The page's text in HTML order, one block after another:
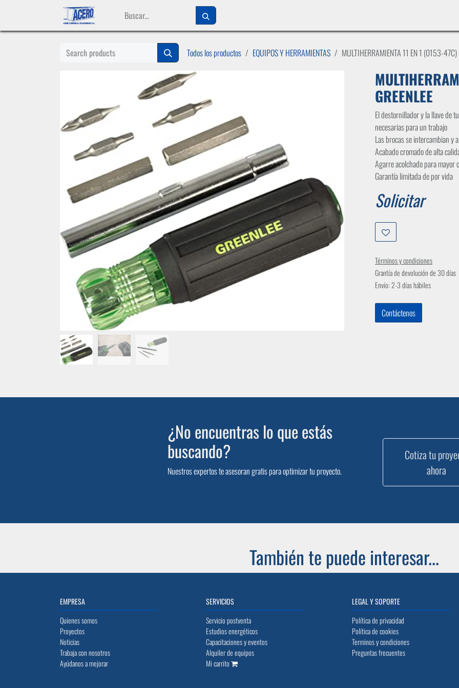
Todos los productos EQUIPOS Y HERRAMIENTAS MULTIHERRAMIENTA 11 EN 1 (0153-47C)
GREENLEE
El destornillador y la llave de
necesarias para un trabajo
Las brocas se intercambian y
Acabado cromado de alta
Agarre acolchado para mayor
Garantía limitada de por vida
Solicitar
Términos y condiciones
Grantía de devolución de 30 días
Envío: 2-3 días hábiles
Contáctenos
¿No encuentras lo que estás
buscando?
Nuestros expertos te asesoran gratis para optimizar tu proyecto.
Cotiza tu
ahora
También te puede interesar...
EMPRESA
Quienes somos
Proyectos
Noticias
Trabaja con nosotros
Ayúdanos a mejorar
SERVICIOS
Servicio postventa
Estudios energéticos
Capacitaciones y eventos
Alquiler de equipos
Mi carrito
LEGAL Y SOPORTE
Política de privacidad
Política de cookies
Terminos y condiciones
Preguntas frecuentes